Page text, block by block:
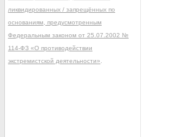
ликвидированных / запрещённых по
основаниям, предусмотренным
Федеральным законом от 25.07.2002 №
114-ФЗ «О противодействии
экстремистской деятельности»